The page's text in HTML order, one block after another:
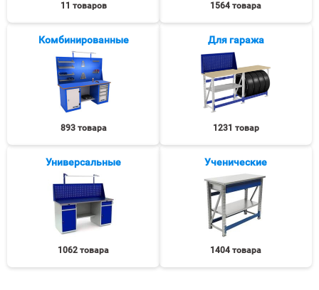
11 товаров 1564 товара
Комбинированные
893 товара
Для гаража
1231 товар
Универсальные
1062 товара
Ученические
1404 товара